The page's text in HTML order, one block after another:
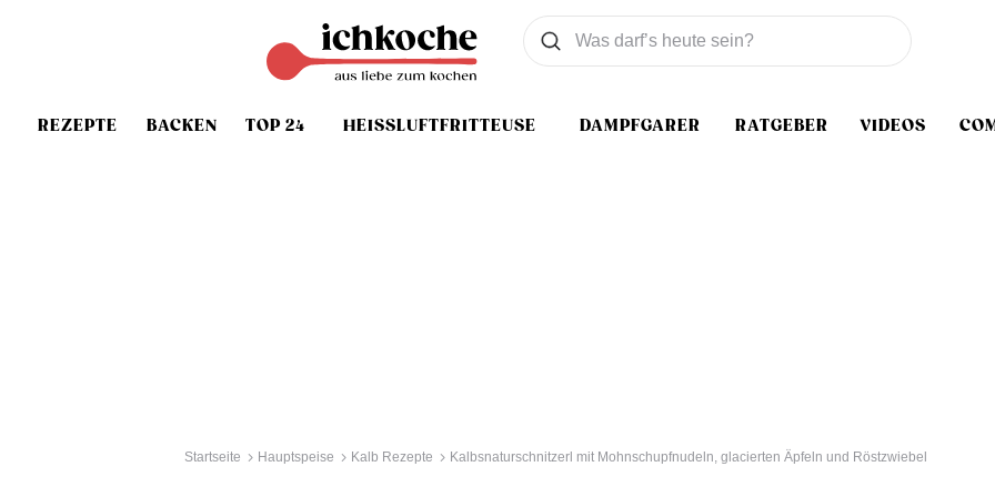
REZEPTE BACKEN TOP 24 HEISSLUFTFRITTEUSE DAMPFGARER RATGEBER VIDEOS
Was wollen Sie suchen
Suchen
Startseite Hauptspeise Kalb Rezepte Kalbsnaturschnitzerl mit Mohnschupfnudeln, glacierten Äpfeln und Röstzwiebel